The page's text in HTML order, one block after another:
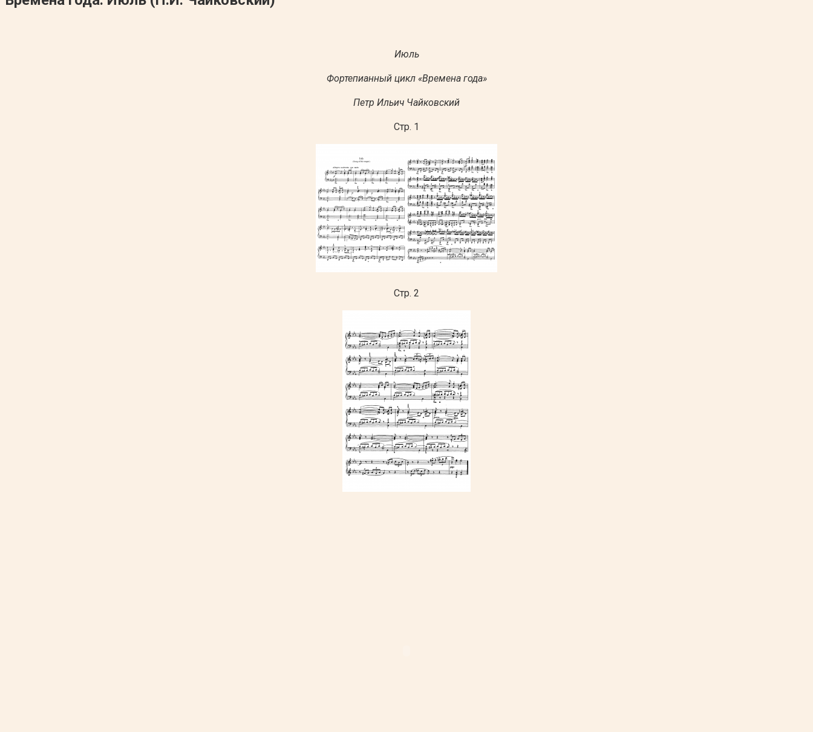
Июль
Фортепианный цикл «Времена года»
Петр Ильич Чайковский
Стр. 1
Стр. 2